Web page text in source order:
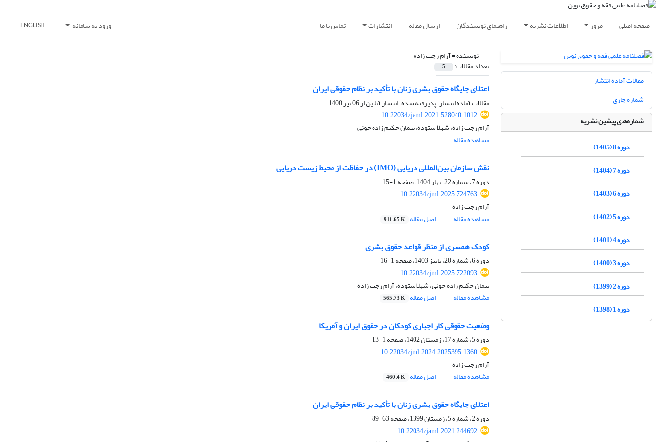
صفحه اصلی مرور اطلاعات نشریه راهنمای نویسندگان ارسال مقاله انتشارات تماس با ما ورود به سامانه ENGLISH
نویسنده =آرام رجب زاده
تعداد مقالات: 5
اعتلای جایگاه حقوق بشری زنان با تأکید بر نظام حقوقی ایران
مقالات آماده انتشار، پذیرفته شده، انتشار آنلاین از06 تیر 1400
10.22034/jaml.2021.528040.1012
آرام رجب زاده، شهلا ستوده، پیمان حکیم زاده خوئی
مشاهده مقاله
نقش سازمان بین‌المللی دریایی (IMO) در حفاظت از محیط زیست دریایی
دوره 7، شماره 22، بهار 1404، صفحه
1-15
10.22034/jml.2025.724763
آرام رجب زاده
مشاهده مقاله
اصل مقاله 911.65 K
کودک همسری از منظر قواعد حقوق بشری
دوره 6، شماره 20، پاییز 1403، صفحه
1-16
10.22034/jml.2025.722093
پیمان حکیم زاده خوئی، شهلا ستوده، آرام رجب زاده
مشاهده مقاله
اصل مقاله 565.73 K
وضعیت حقوقی کار اجباری کودکان در حقوق ایران و آمریکا
دوره 5، شماره 17، زمستان 1402، صفحه
1-13
10.22034/jml.2024.2025395.1360
آرام رجب زاده
مشاهده مقاله
اصل مقاله 460.4 K
اعتلای جایگاه حقوق بشری زنان با تأکید بر نظام حقوقی ایران
دوره 2، شماره 5، زمستان 1399، صفحه
63-89
10.22034/jaml.2021.244692
مقالات آماده انتشار
شماره جاری
شماره‌های پیشین نشریه
دوره 8 (1405)
دوره 7 (1404)
دوره 6 (1403)
دوره 5 (1402)
دوره 4 (1401)
دوره 3 (1400)
دوره 2 (1399)
دوره 1 (1398)